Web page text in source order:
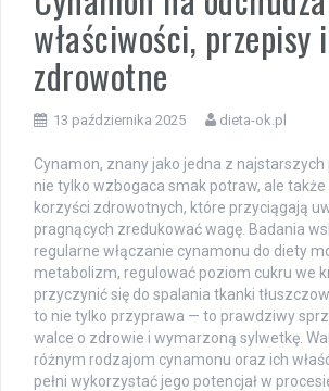
właściwości, przepisy
zdrowotne
13 października 2025 dieta-ok.pl
Cynamon, znany jako jedna z
nie tylko wzbogaca smak potraw, ale
korzyści zdrowotnych, które przyciągają
pragnących zredukować wagę. Badania
regularne włączanie cynamonu do diety
metabolizm, regulować poziom cukru we
przyczynić się do spalania tkanki
to nie tylko przyprawa — to prawdziwy
walce o zdrowie i wymarzoną sylwetkę.
różnym rodzajom cynamonu oraz ich
pełni wykorzystać jego potencjał w